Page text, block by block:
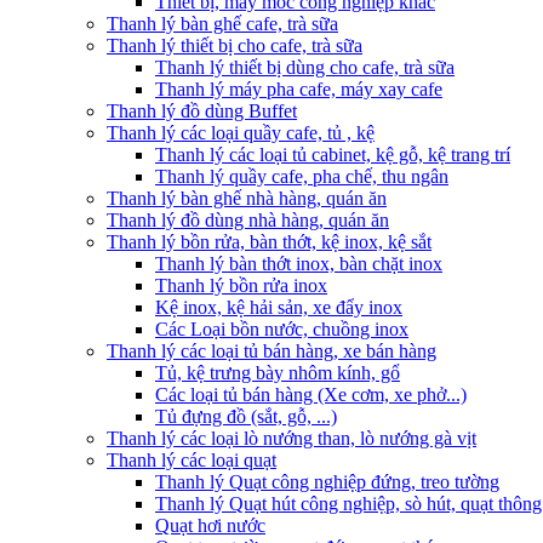
Thanh lý bàn ghế cafe, trà sữa
Thanh lý thiết bị cho cafe, trà sữa
Thanh lý thiết bị dùng cho cafe, trà sữa
Thanh lý máy pha cafe, máy xay cafe
Thanh lý đồ dùng Buffet
Thanh lý các loại quầy cafe, tủ , kệ
Thanh lý các loại tủ cabinet, kệ gỗ, kệ trang trí
Thanh lý quầy cafe, pha chế, thu ngân
Thanh lý bàn ghế nhà hàng, quán ăn
Thanh lý đồ dùng nhà hàng, quán ăn
Thanh lý bồn rửa, bàn thớt, kệ inox, kệ sắt
Thanh lý bàn thớt inox, bàn chặt inox
Thanh lý bồn rửa inox
Kệ inox, kệ hải sản, xe đẩy inox
Các Loại bồn nước, chuồng inox
Thanh lý các loại tủ bán hàng, xe bán hàng
Tủ, kệ trưng bày nhôm kính, gổ
Các loại tủ bán hàng (Xe cơm, xe phở...)
Tủ đựng đồ (sắt, gỗ, ...)
Thanh lý các loại lò nướng than, lò nướng gà vịt
Thanh lý các loại quạt
Thanh lý Quạt công nghiệp đứng, treo tường
Thanh lý Quạt hút công nghiệp, sò hút, quạt
Quạt hơi nước